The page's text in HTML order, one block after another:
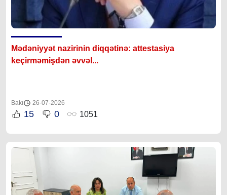
Mədəniyyət nazirinin diqqətinə: attestasiya
keçirməmişdən əvvəl...
Bakı 26-07-2026
15 0 1051